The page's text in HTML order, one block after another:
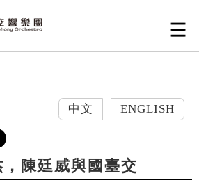
中文 ENGLISH
陳廷威與國臺交